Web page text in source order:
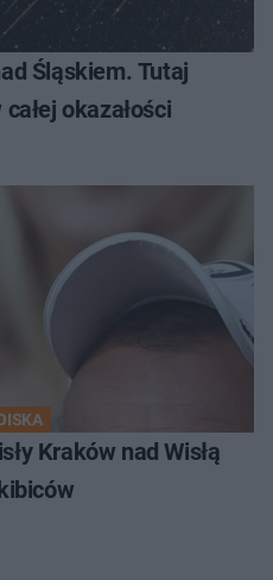
Śląskiem. Tutaj
okazałości
Kraków nad Wisłą